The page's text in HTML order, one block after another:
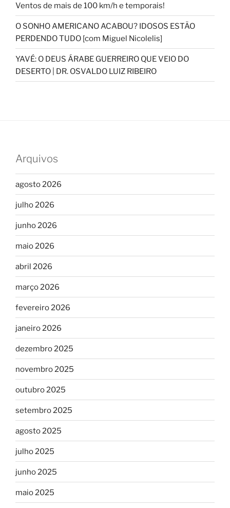
Ventos de mais de 100 km/h e temporais!
O SONHO AMERICANO ACABOU? IDOSOS ESTÃO
PERDENDO TUDO [com Miguel Nicolelis]
YAVÉ: O DEUS ÁRABE GUERREIRO QUE VEIO DO
DESERTO | DR. OSVALDO LUIZ RIBEIRO
Arquivos
agosto 2026
julho 2026
junho 2026
maio 2026
abril 2026
março 2026
fevereiro 2026
janeiro 2026
dezembro 2025
novembro 2025
outubro 2025
setembro 2025
agosto 2025
julho 2025
junho 2025
maio 2025